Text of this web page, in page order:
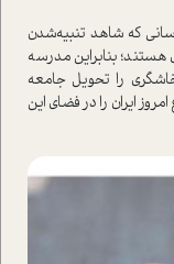
كه شاهد تنبيه‌شدن
هستند؛ بنابراين مدرسه
را تحويل جامعه
ایران را در فضای اين